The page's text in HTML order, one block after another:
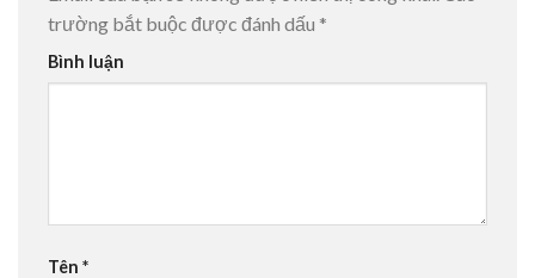
trường bắt buộc được đánh dấu *
Bình luận
Tên *